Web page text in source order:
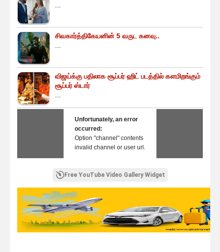
சிவகார்த்திகேயனின் 5 வருட கனவு..
விஜய்க்கு பதிலாக சூப்பர் ஹிட் படத்தில் களமிறங்கும்
சூப்பர் ஸ்டார்
Unfortunately, an error
occurred:
Option "channel" contents
invalid channel or user url.
Free YouTube Video Gallery Widget